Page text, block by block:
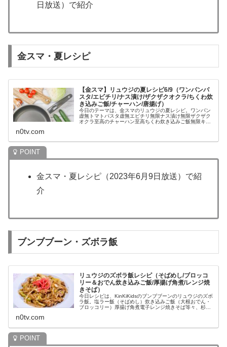
日放送）で紹介
金スマ・夏レシピ
【金スマ】リュウジの夏レシピ6/9（ワンパンパ
スタ/エビチリ/ナス漬け/ザクザクオクラ/ちくわ炊
き込みご飯/チャーハン/唐揚げ）
今日のテーマは、金スマのリュウジの夏レシピ。ワンパン
虚無トマトパスタ虚無エビチリ無限ナス漬け無限ザクザク
オクラ至高のチャーハン至高ちくわ炊き込みご飯無限キャ
n0tv.com
金スマ・夏レシピ（2023年6月9日放送）で紹
介
ブンブブーン・ズボラ飯
リュウジのズボラ飯レシピ（そばめし/ブロッコ
リー＆おでん炊き込みご飯/厚揚げ角煮/レンジ焼
きそば）
今日レシピは、KinKiKidsのブンブブーンのリュウジのズボ
ラ飯。塩ラー飯（そばめし）炊き込みご飯（大根おでん・
ブロッコリー）厚揚げ角煮電子レンジ焼きそば等々、杉野
n0tv.com